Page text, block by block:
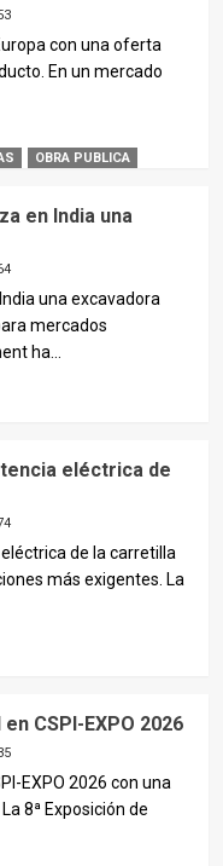
con una oferta
En un mercado
OBRA PUBLICA
en India una
una excavadora
mercados
ha...
eléctrica de
de la carretilla
más exigentes. La
CSPI-EXPO 2026
EXPO 2026 con una
8ª Exposición de